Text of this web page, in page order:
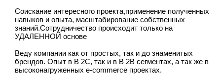
Соискание интересного проекта,применение полученных
навыков и опыта, масштабирование собственных
знаний.Сотрудничество происходит только на
УДАЛЕННОЙ основе
Веду компании как от простых, так и до знаменитых
брендов. Опыт в B 2C, так и в B 2B сегментах, а так же в
высоконагруженных e-commerce проектах.